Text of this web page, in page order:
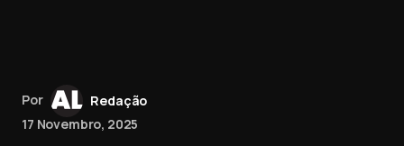
Por
Redação
17 Novembro, 2025